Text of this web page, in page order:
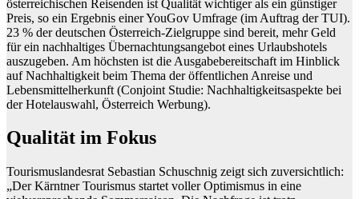
österreichischen Reisenden ist Qualität wichtiger als ein günstiger
Preis, so ein Ergebnis einer YouGov Umfrage (im Auftrag der TUI).
23 % der deutschen Österreich-Zielgruppe sind bereit, mehr Geld
für ein nachhaltiges Übernachtungsangebot eines Urlaubshotels
auszugeben. Am höchsten ist die Ausgabebereitschaft im Hinblick
auf Nachhaltigkeit beim Thema der öffentlichen Anreise und
Lebensmittelherkunft (Conjoint Studie: Nachhaltigkeitsaspekte bei
der Hotelauswahl, Österreich Werbung).
Qualität im Fokus
Tourismuslandesrat Sebastian Schuschnig zeigt sich zuversichtlich:
„Der Kärntner Tourismus startet voller Optimismus in eine